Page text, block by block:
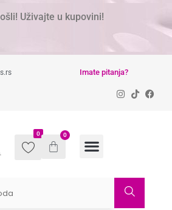
Uživajte u kupovini!
Imate pitanja?
0 0